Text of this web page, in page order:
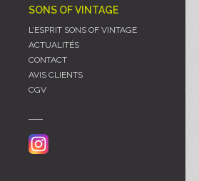
SONS OF VINTAGE
L’ESPRIT SONS OF VINTAGE
ACTUALITÉS
CONTACT
AVIS CLIENTS
CGV